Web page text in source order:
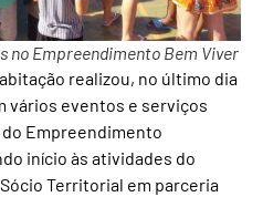
no Empreendimento Bem Viver
realizou, no último dia
vários eventos e serviços
Empreendimento
início às atividades do
Territorial em parceria